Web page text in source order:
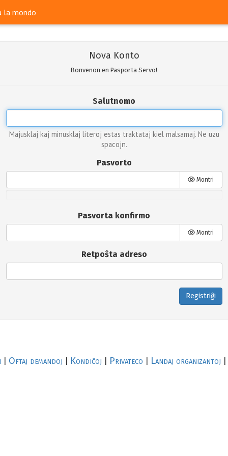
la mondo
Nova Konto
Bonvenon en Pasporta Servo!
Salutnomo
Majusklaj kaj minusklaj literoj estas traktataj kiel malsamaj. Ne uzu
spacojn.
Pasvorto
Montri
Pasvorta konfirmo
Montri
Retpoŝta adreso
Registriĝi
Oftaj demandoj Kondiĉoj Privateco Landaj organizantoj